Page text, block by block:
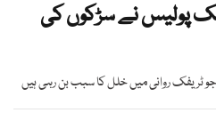
پولیس نے سڑکوں کی